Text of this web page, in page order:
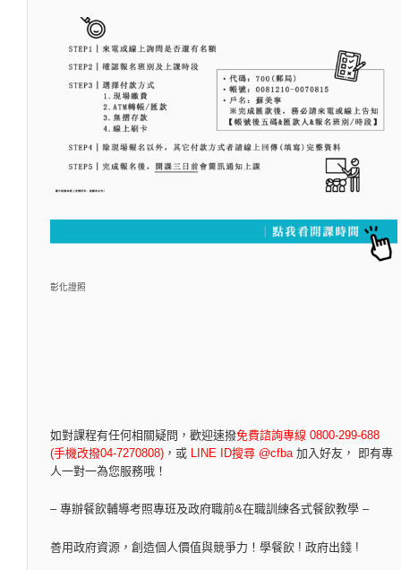
彰化證照
如對課程有任何相關疑問， 歡迎速撥免費諮詢專線 0800-299-688
(手機改撥04-7270808) ， 或 LINE ID搜尋 @cfba 加入好友， 即有專
人一對一為您服務哦！
– 專辦餐飲輔導考照專班及政府職前&在職訓練各式餐飲教學 –
善用政府資源，創造個人價值與競爭力！學餐飲 ! 政府出錢 !